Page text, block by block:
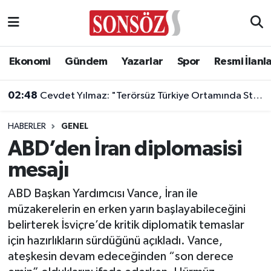
Ekonomi Gündem Yazarlar Spor Resmi
02:48 Cevdet Yılmaz: "Terörsüz Türkiye Ortamında Standartlarımızı Yükselteceğiz"
HABERLER GENEL
ABD’den İran diplomasisi
mesajı
ABD Başkan Yardımcısı Vance, İran ile
müzakerelerin en erken yarın başlayabileceğini
belirterek İsviçre’de kritik diplomatik temaslar
için hazırlıkların sürdüğünü açıkladı. Vance,
ateşkesin devam edeceğinden “son derece
Asayiş
Biyografi
Çevre
Diğer
Dünya
Eğitim
Ankara Nöbetçi Eczaneler
Ankara Trafik Yoğunluk Haritası
Süper Lig Puan Durumu ve Fikstür
Tüm Manşetler
Son Dakika Haberleri
Haber Arşivi